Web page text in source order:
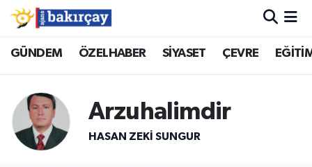
GÜNDEM ÖZELHABER SİYASET ÇEVRE
Arzuhalimdir
HASAN ZEKI SUNGUR
İzmir Nöbetçi Eczaneler
İzmir Namaz Vakitleri